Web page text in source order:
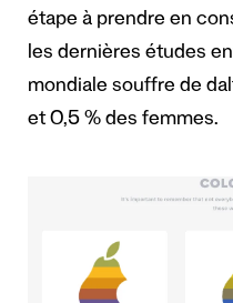
étape à prendre en
les dernières études
mondiale souffre de
et 0,5 % des femmes.